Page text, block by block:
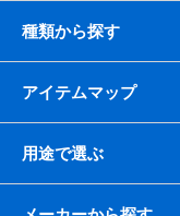
種類から探す
アイテムマップ
用途で選ぶ